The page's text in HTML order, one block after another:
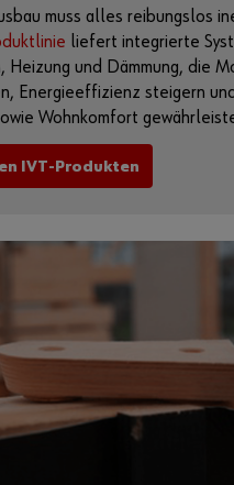
muss alles reibungslos
liefert integrierte
Heizung und Dämmung, die
Energieeffizienz steigern
Wohnkomfort
IVT-Produkten